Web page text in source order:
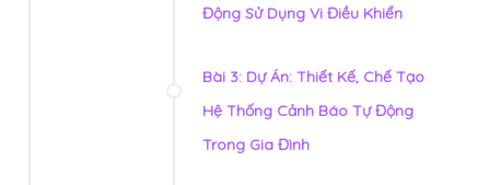
Động Sử Dụng Vi Điều Khiển
Bài 3: Dự Án: Thiết Kế, Chế Tạo
Hệ Thống Cảnh Báo Tự Động
Trong Gia Đình